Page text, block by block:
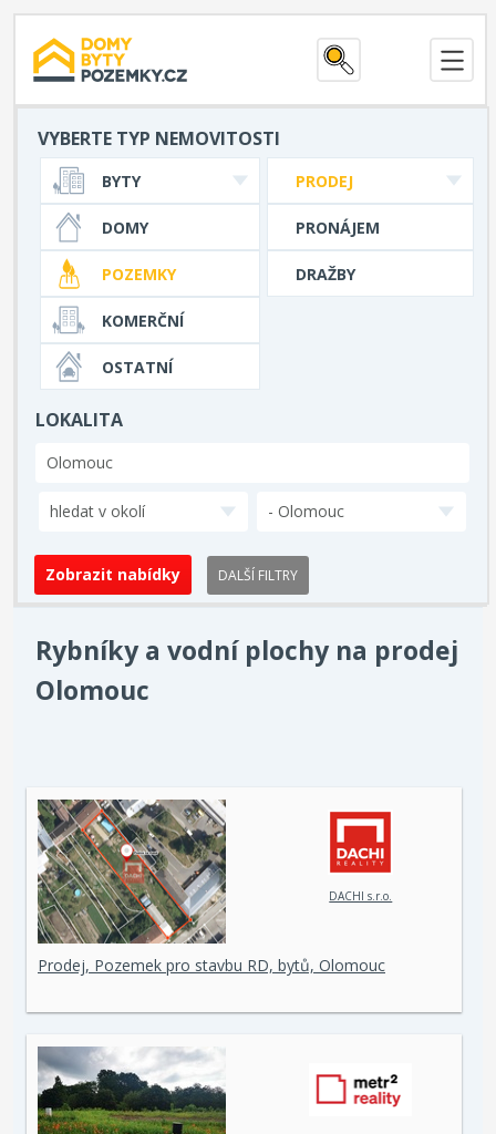
VYBERTE TYP NEMOVITOSTI
PRODEJ
PRONÁJEM
DRAŽBY
BYTY
DOMY
POZEMKY
KOMERČNÍ
OSTATNÍ
LOKALITA
hledat v okolí - Olomouc
DALŠÍ FILTRY
Rybníky a vodní plochy na prodej
Olomouc
DACHI s.r.o.
Prodej, Pozemek pro stavbu RD, bytů, Olomouc